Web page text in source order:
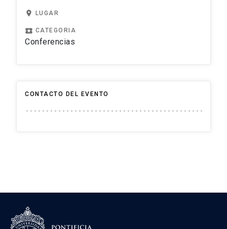
location_on LUGAR
local_play CATEGORIA
Conferencias
CONTACTO DEL EVENTO